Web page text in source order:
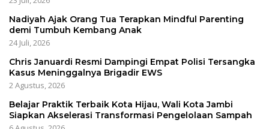
Nadiyah Ajak Orang Tua Terapkan Mindful Parenting
demi Tumbuh Kembang Anak
24 Juli, 2026
Chris Januardi Resmi Dampingi Empat Polisi Tersangka
Kasus Meninggalnya Brigadir EWS
2 Agustus, 2026
Belajar Praktik Terbaik Kota Hijau, Wali Kota Jambi
Siapkan Akselerasi Transformasi Pengelolaan Sampah